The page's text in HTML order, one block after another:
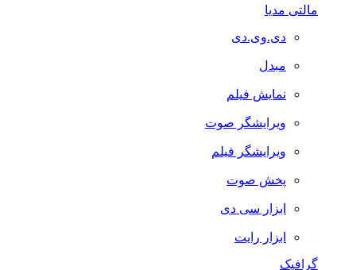
مالتی مدیا
دی.وی.دی
مبدل
نمایش فیلم
ویرایشگر صوت
ویرایشگر فیلم
پخش صوت
ابزار سی دی
ابزار رایت
گرافیک